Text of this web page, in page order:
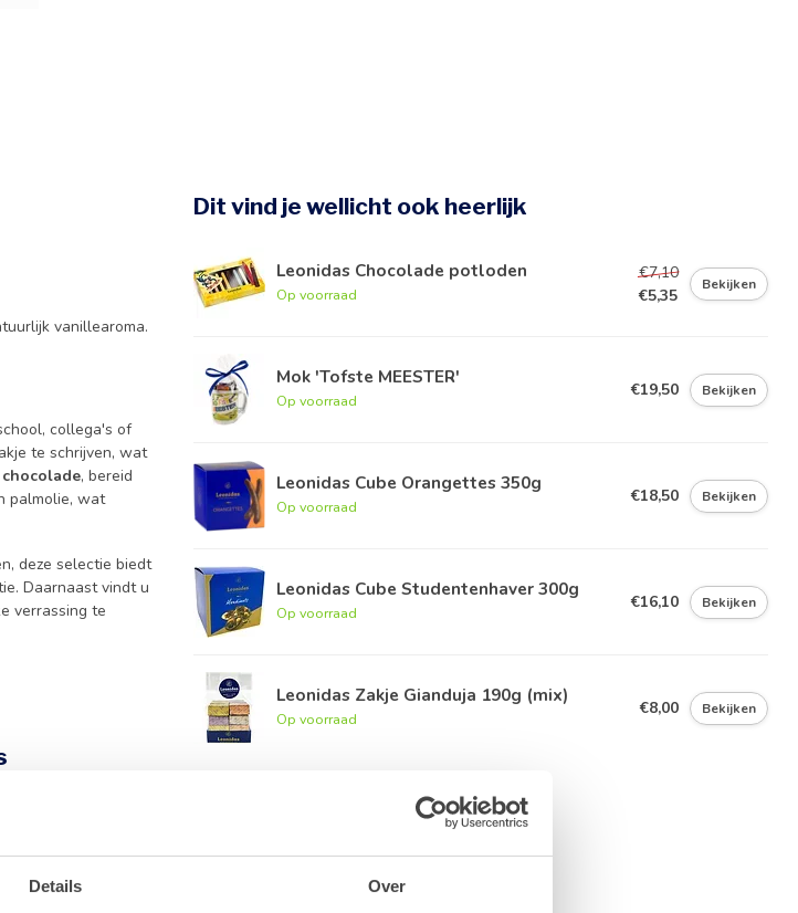
Details Over
vanillearoma.
collega's of
te schrijven, wat
, bereid
palmolie, wat
deze selectie biedt
Daarnaast vindt u
verrassing te
boodschap
Dit vind je wellicht ook heerlijk
Leonidas Chocolade potloden
Op voorraad
€7,10
€5,35
Bekijken
Mok 'Tofste MEESTER'
Op voorraad
€19,50 Bekijken
Leonidas Cube Orangettes 350g
Op voorraad
€18,50 Bekijken
Leonidas Cube Studentenhaver 300g
Op voorraad
€16,10 Bekijken
Leonidas Zakje Gianduja 190g (mix)
Op voorraad
€8,00 Bekijken